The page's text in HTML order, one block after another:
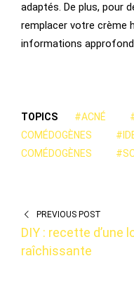
adaptés. De plus, pour
remplacer votre crème
informations
TOPICS #ACNÉ
COMÉDOGÈNES
COMÉDOGÈNES
PREVIOUS POST
DIY : recette
raîchissante